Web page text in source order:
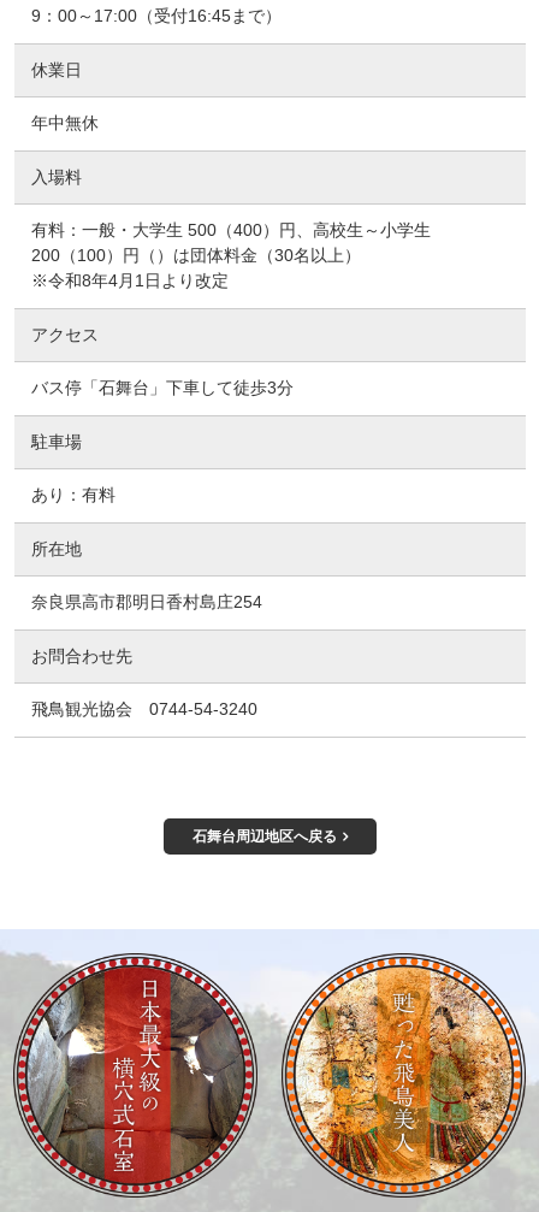
9：00～17:00（受付16:45まで）
休業日
年中無休
入場料
有料：一般・大学生 500（400）円、高校生～小学生
200（100）円（）は団体料金（30名以上）
※令和8年4月1日より改定
アクセス
バス停「石舞台」下車して徒歩3分
駐車場
あり：有料
所在地
奈良県高市郡明日香村島庄254
お問合わせ先
飛鳥観光協会 0744-54-3240
石舞台周辺地区へ戻る